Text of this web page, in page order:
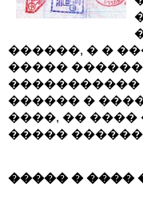
������, � �
�����
�����������
������ �
����, ��
�����
����� � ����